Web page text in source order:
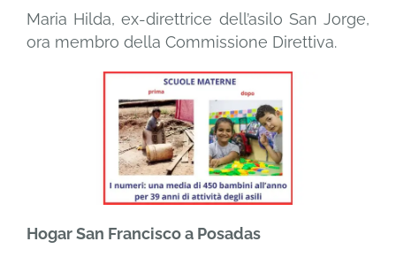
Maria Hilda, ex-direttrice dell’asilo San Jorge,
ora membro della Commissione Direttiva.
Hogar San Francisco a Posadas